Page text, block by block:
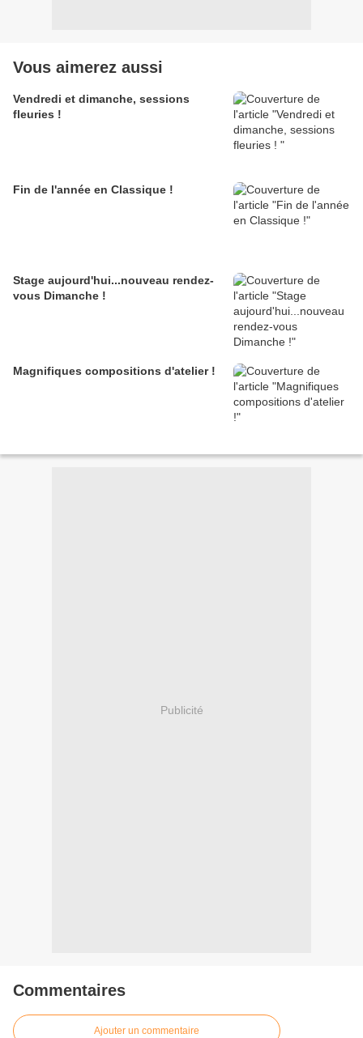
Vous aimerez aussi
Vendredi et dimanche, sessions
fleuries !
Fin de l'année en Classique !
Stage aujourd'hui...nouveau rendez-
vous Dimanche !
Magnifiques compositions d'atelier !
Publicité
Commentaires
Ajouter un commentaire